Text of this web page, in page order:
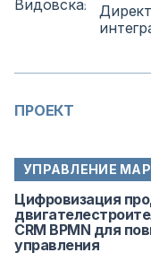
ПРОЕКТ
УПРАВЛЕНИЕ
Цифровизация
CRM BPMN для
управления